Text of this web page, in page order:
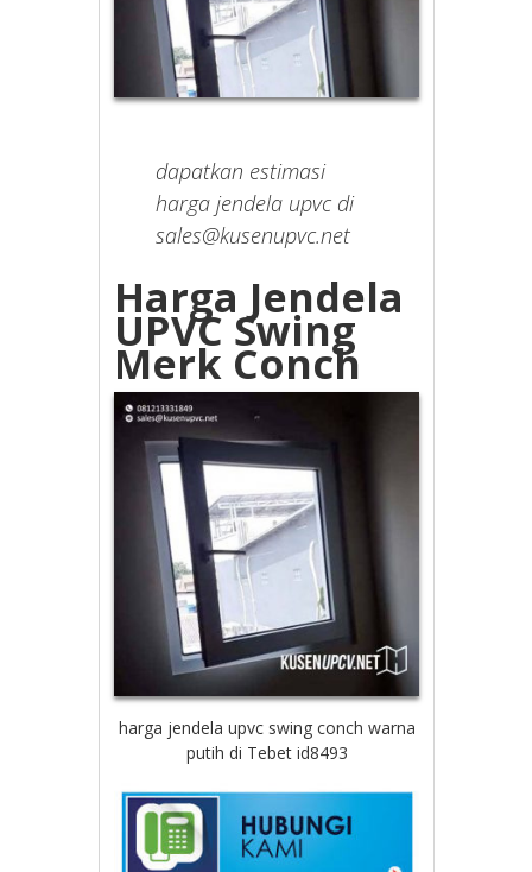
dapatkan estimasi
harga jendela upvc di
sales@kusenupvc.net
Harga Jendela
UPVC Swing
Merk Conch
harga jendela upvc swing conch warna
putih di Tebet id8493